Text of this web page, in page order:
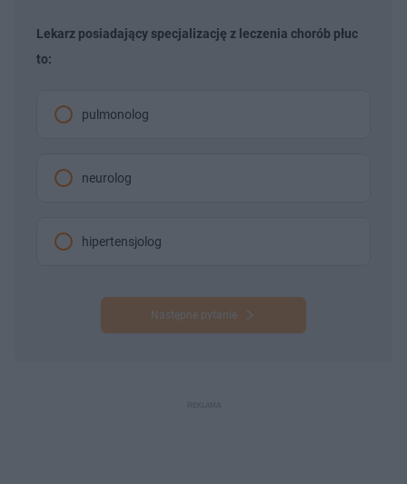
Lekarz posiadający specjalizację z leczenia chorób płuc
to:
pulmonolog
neurolog
hipertensjolog
Następne pytanie